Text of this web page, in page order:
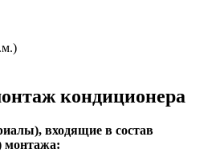
кондиционера
входящие в состав
монтажа: